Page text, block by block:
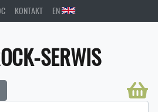
KONTAKT EN
SERWIS